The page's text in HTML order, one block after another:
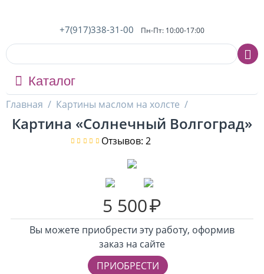
+7(917)338-31-00 Пн-Пт: 10:00-17:00
Каталог
Главная / Картины маслом на холсте /
Картина «Солнечный Волгоград»
Отзывов: 2
5 500₽
Вы можете приобрести эту работу, оформив
заказ на сайте
ПРИОБРЕСТИ